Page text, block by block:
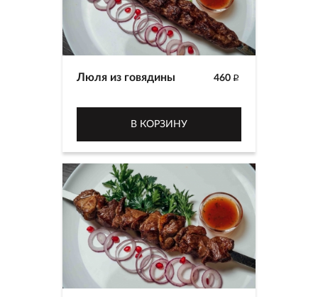
460 p
Люля из говядины
В КОРЗИНУ